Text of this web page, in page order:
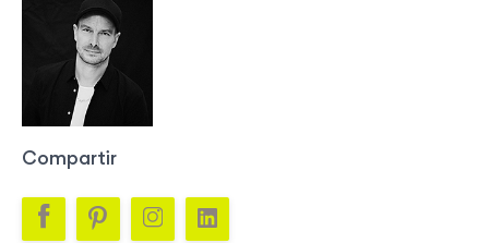
Compartir